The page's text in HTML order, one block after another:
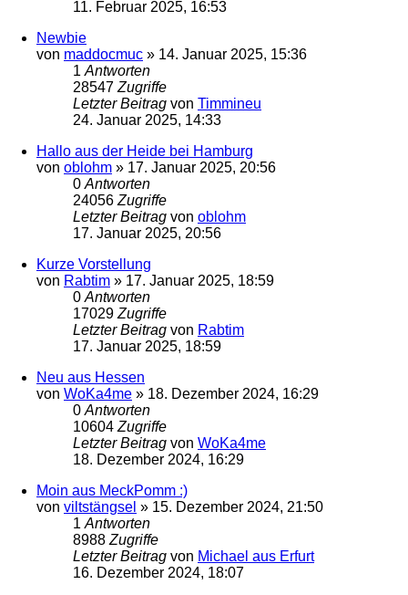
11. Februar 2025, 16:53
Newbie
von maddocmuc » 14. Januar 2025, 15:36
1 Antworten
28547 Zugriffe
Letzter Beitrag von Timmineu
24. Januar 2025, 14:33
Hallo aus der Heide bei Hamburg
von oblohm » 17. Januar 2025, 20:56
0 Antworten
24056 Zugriffe
Letzter Beitrag von oblohm
17. Januar 2025, 20:56
Kurze Vorstellung
von Rabtim » 17. Januar 2025, 18:59
0 Antworten
17029 Zugriffe
Letzter Beitrag von Rabtim
17. Januar 2025, 18:59
Neu aus Hessen
von WoKa4me » 18. Dezember 2024, 16:29
0 Antworten
10604 Zugriffe
Letzter Beitrag von WoKa4me
18. Dezember 2024, 16:29
Moin aus MeckPomm :)
von viltstängsel » 15. Dezember 2024, 21:50
1 Antworten
8988 Zugriffe
Letzter Beitrag von Michael aus Erfurt
16. Dezember 2024, 18:07